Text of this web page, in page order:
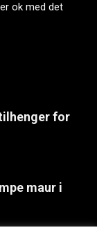
ok med det
for
maur i